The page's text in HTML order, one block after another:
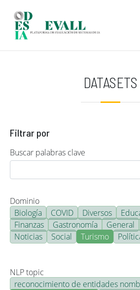
DATASETS
Filtrar por
Buscar palabras clave
Dominio
Biología
COVID Diversos
Finanzas
Gastronomía General
Noticias
Social Turismo
NLP topic
reconocimiento de entidades